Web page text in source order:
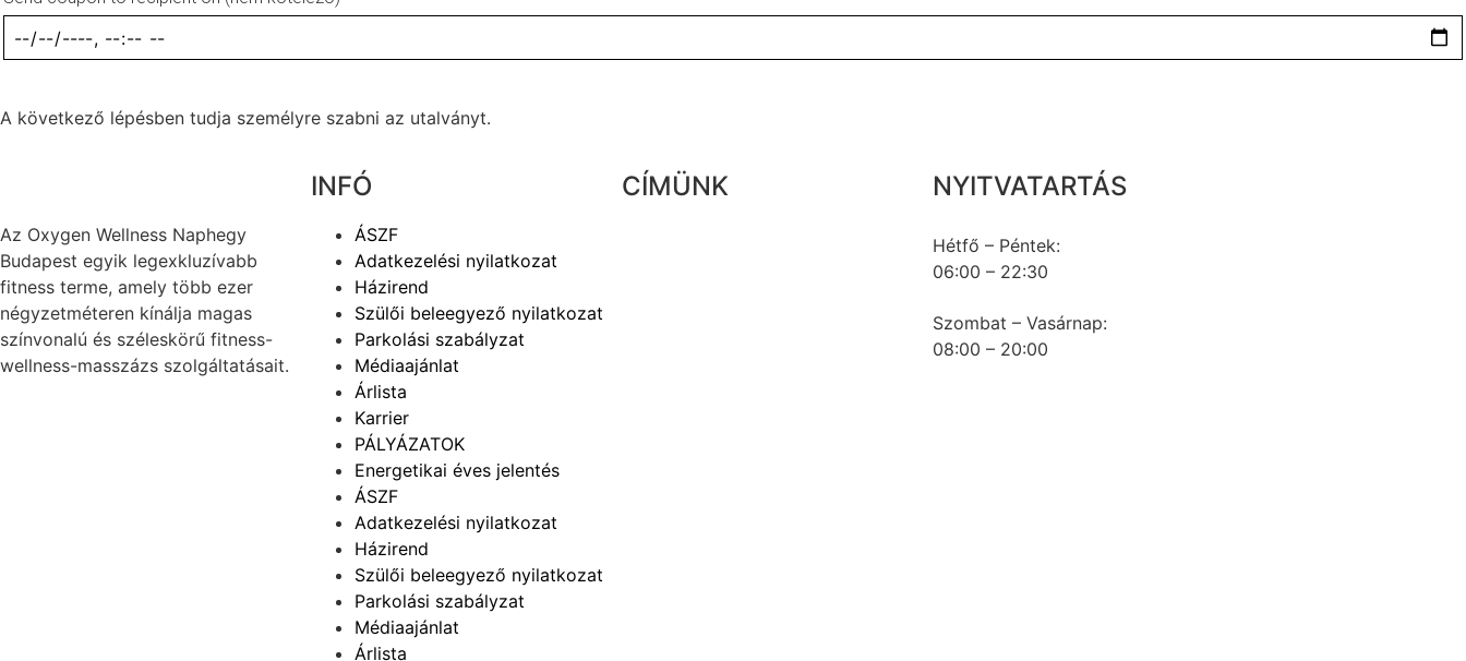
A következő lépésben tudja személyre szabni az utalványt.
Az Oxygen Wellness Naphegy
Budapest egyik legexkluzívabb
fitness terme, amely több ezer
négyzetméteren kínálja magas
színvonalú és széleskörű fitness-
wellness-masszázs szolgáltatásait.
INFÓ
ÁSZF
Adatkezelési nyilatkozat
Házirend
Szülői beleegyező nyilatkozat
Parkolási szabályzat
Médiaajánlat
Árlista
Karrier
PÁLYÁZATOK
Energetikai éves jelentés
ÁSZF
Adatkezelési nyilatkozat
Házirend
Szülői beleegyező nyilatkozat
Parkolási szabályzat
Médiaajánlat
Árlista
CÍMÜNK NYITVATARTÁS
Hétfő – Péntek:
06:00 – 22:30
Szombat – Vasárnap:
08:00 – 20:00